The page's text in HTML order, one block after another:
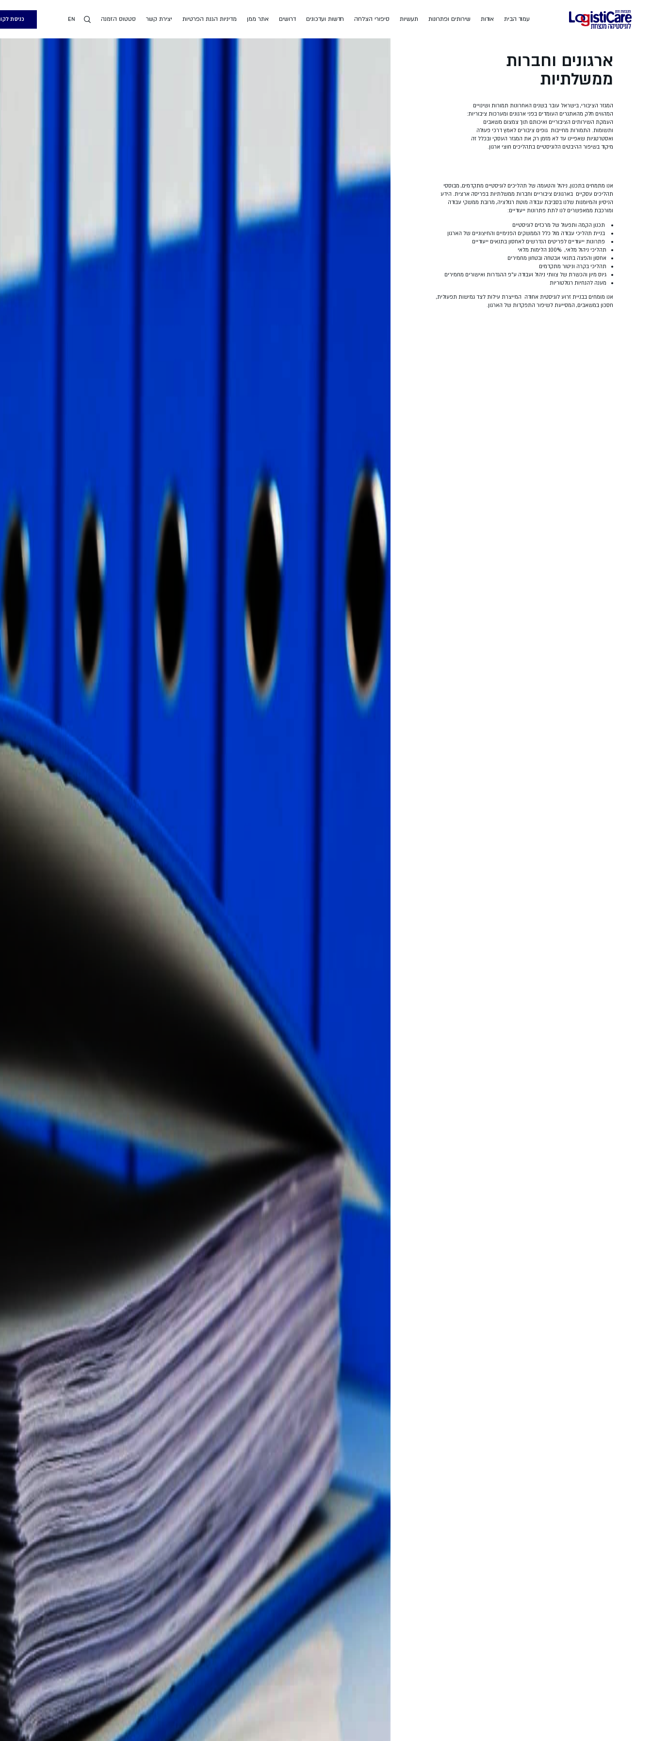
עמוד הבית אודות שירותים ופתרונות תעשיות סיפורי הצלחה חדשות ועדכונים דרושים אתר ממן מדיניות הגנת הפרטיות יצירת קשר סטטוס הזמנה EN כניסת
ארגונים וחברות
ממשלתיות
המגזר הציבורי, בישראל עובר בשנים האחרונות תמורות ושינויים
המהווים חלק מהאתגרים העומדים בפני ארגונים ומערכות ציבוריות:
העמקת השירותים הציבוריים ואיכותם תוך צמצום משאבים
ותשומות. התמורות מחייבות גופים ציבורים לאמץ דרכי פעולה
ואסטרטגיות שאפיינו עד לא מזמן רק את המגזר העסקי ובכלל זה
מיקוד בשיפור ההיבטים הלוגיסטיים בתהליכים חוצי ארגון.
אנו מתמחים בתכנון, ניהול והטעמה של תהליכים לוגיסטיים מתקדמים, מבוססי
תהליכים עסקיים בארגונים ציבוריים וחברות ממשלתיות בפריסה ארצית. הידע
הניסיון והמיומנות שלנו בסביבת עבודה מוטת רגולציה, מרובת ממשקי עבודה
ומורכבת ממאפשרים לנו לתת פתרונות ייעודיים:
תכנון הקמה ותפעול של מרכזים לוגיסטיים
בניית תהליכי עבודה מול כלל הממשקים הפנימיים והחיצוניים של הארגון
פתרונות ייעודיים לפריטים הנדרשים לאחסון בתנאים ייעודיים
תהליכי ניהול מלאי, 100% הלימות מלאי
אחסון והפצה בתנאי אבטחה ובטחון מחמירים
תהליכי בקרה וניטור מתקדמים
גיוס מיון והכשרת של צוותי ניהול ועבודה ע"פ ההגדרות ואישורים מחמירים
מענה להנחיות רגולטוריות
אנו מומחים בבניית זרוע לוגיסטית אחודה המייצרת עילות לצד גמישות תפעולית,
חסכון במשאבים, המסייעת לשיפור התפקדות של הארגון.